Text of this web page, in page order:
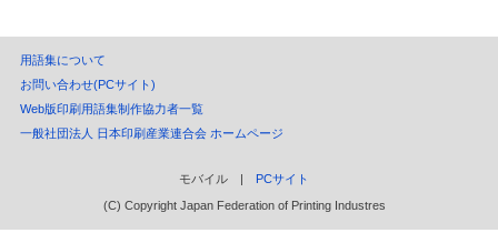
用語集について
お問い合わせ(PCサイト)
Web版印刷用語集制作協力者一覧
一般社団法人 日本印刷産業連合会 ホームページ
モバイル | PCサイト
(C) Copyright Japan Federation of Printing Industres